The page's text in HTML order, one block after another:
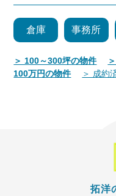
倉庫 事務所
＞ 100～300坪の物件
100万円の物件
＞ 成約
拓洋